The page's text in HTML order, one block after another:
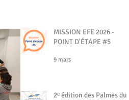
MISSION EFE 2026 -
POINT D'ÉTAPE #5
9 mars
2ᵉ édition des Palmes du